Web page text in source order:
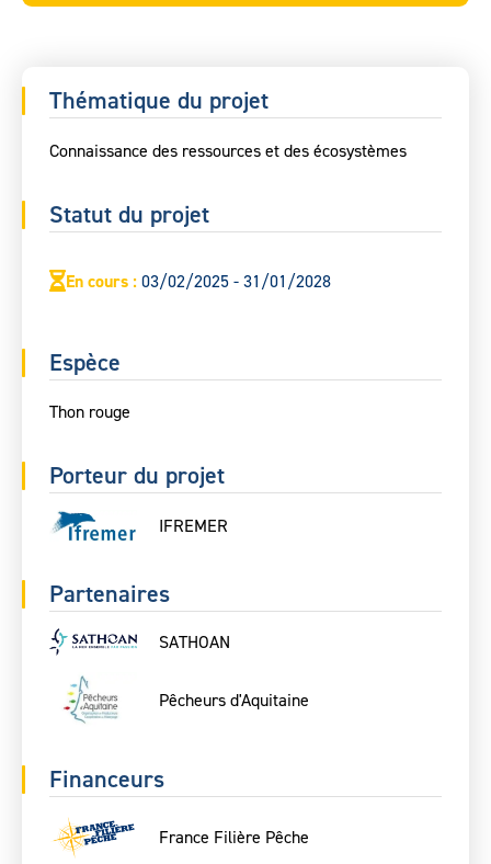
Thématique du projet
Connaissance des ressources et des écosystèmes
Statut du projet
En cours :03/02/2025 - 31/01/2028
Espèce
Thon rouge
Porteur du projet
IFREMER
Partenaires
SATHOAN
Pêcheurs d'Aquitaine
Financeurs
France Filière Pêche